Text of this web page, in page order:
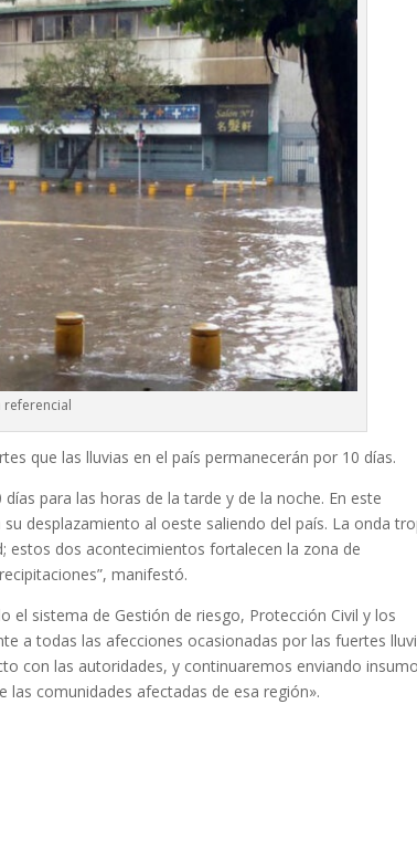
referencial
que las lluvias en el país permanecerán por 10 días.
para las horas de la tarde y de la noche. En este
desplazamiento al oeste saliendo del país. La onda
estos dos acontecimientos fortalecen la zona de
manifestó.
el sistema de Gestión de riesgo, Protección Civil y los
a todas las afecciones ocasionadas por las fuertes
con las autoridades, y continuaremos enviando
las comunidades afectadas de esa región».